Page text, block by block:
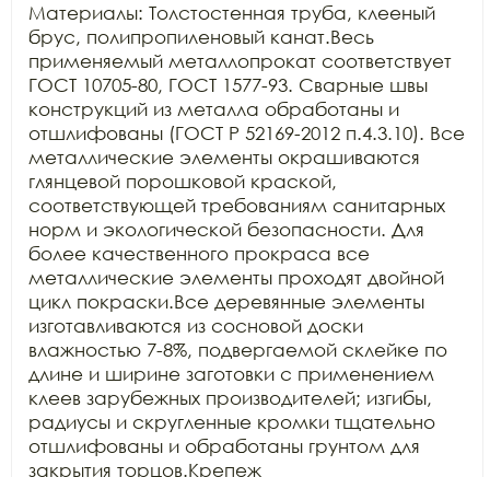
Материалы: Толстостенная труба, клееный
брус, полипропиленовый канат.Весь
применяемый металлопрокат соответствует
ГОСТ 10705-80, ГОСТ 1577-93. Сварные швы
конструкций из металла обработаны и
отшлифованы (ГОСТ Р 52169-2012 п.4.3.10). Все
металлические элементы окрашиваются
глянцевой порошковой краской,
соответствующей требованиям санитарных
норм и экологической безопасности. Для
более качественного прокраса все
металлические элементы проходят двойной
цикл покраски.Все деревянные элементы
изготавливаются из сосновой доски
влажностью 7-8%, подвергаемой склейке по
длине и ширине заготовки с применением
клеев зарубежных производителей; изгибы,
радиусы и скругленные кромки тщательно
отшлифованы и обработаны грунтом для
закрытия торцов.Крепеж